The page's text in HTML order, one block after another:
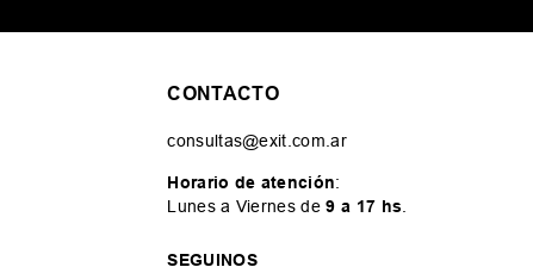
CONTACTO
consultas@exit.com.ar
Horario de atención:
Lunes a Viernes de9 a 17 hs
SEGUINOS